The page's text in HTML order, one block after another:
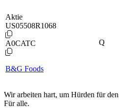
Aktie
US05508R1068
A0CATC
B&G Foods
Q
Wir arbeiten hart, um Hürden für
Für alle.